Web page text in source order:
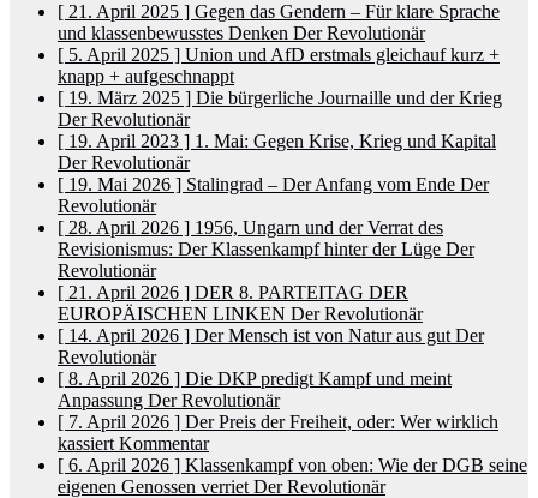
[ 21. April 2025 ] Gegen das Gendern – Für klare Sprache
und klassenbewusstes Denken Der Revolutionär
[ 5. April 2025 ] Union und AfD erstmals gleichaufkurz +
knapp + aufgeschnappt
[ 19. März 2025 ] Die bürgerliche Journaille und der Krieg
Der Revolutionär
[ 19. April 2023 ] 1. Mai: Gegen Krise, Krieg und Kapital
Der Revolutionär
[ 19. Mai 2026 ] Stalingrad – Der Anfang vom Ende Der
Revolutionär
[ 28. April 2026 ] 1956, Ungarn und der Verrat des
Revisionismus: Der Klassenkampf hinter der Lüge Der
Revolutionär
[ 21. April 2026 ] DER 8. PARTEITAG DER
EUROPÄISCHEN LINKEN Der Revolutionär
[ 14. April 2026 ] Der Mensch ist von Natur aus gut Der
Revolutionär
[ 8. April 2026 ] Die DKP predigt Kampf und meint
Anpassung Der Revolutionär
[ 7. April 2026 ] Der Preis der Freiheit, oder: Wer wirklich
kassiert Kommentar
[ 6. April 2026 ] Klassenkampf von oben: Wie der DGB seine
eigenen Genossen verriet Der Revolutionär